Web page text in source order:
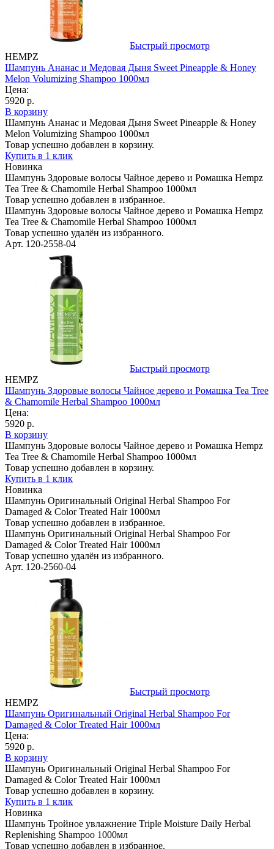
Быстрый просмотр
HEMPZ
Шампунь Ананас и Медовая Дыня Sweet Pineapple & Honey
Melon Volumizing Shampoo 1000мл
Цена:
5920 р.
В корзину
Шампунь Ананас и Медовая Дыня Sweet Pineapple & Honey
Melon Volumizing Shampoo 1000мл
Товар успешно добавлен в корзину.
Купить в 1 клик
Новинка
Шампунь Здоровые волосы Чайное дерево и Ромашка Hempz
Tea Tree & Chamomile Herbal Shampoo 1000мл
Товар успешно добавлен в избранное.
Шампунь Здоровые волосы Чайное дерево и Ромашка Hempz
Tea Tree & Chamomile Herbal Shampoo 1000мл
Товар успешно удалён из избранного.
Арт. 120-2558-04
Быстрый просмотр
HEMPZ
Шампунь Здоровые волосы Чайное дерево и Ромашка Tea Tree
& Chamomile Herbal Shampoo 1000мл
Цена:
5920 р.
В корзину
Шампунь Здоровые волосы Чайное дерево и Ромашка Hempz
Tea Tree & Chamomile Herbal Shampoo 1000мл
Товар успешно добавлен в корзину.
Купить в 1 клик
Новинка
Шампунь Оригинальный Original Herbal Shampoo For
Damaged & Color Treated Hair 1000мл
Товар успешно добавлен в избранное.
Шампунь Оригинальный Original Herbal Shampoo For
Damaged & Color Treated Hair 1000мл
Товар успешно удалён из избранного.
Арт. 120-2560-04
Быстрый просмотр
HEMPZ
Шампунь Оригинальный Original Herbal Shampoo For
Damaged & Color Treated Hair 1000мл
Цена:
5920 р.
В корзину
Шампунь Оригинальный Original Herbal Shampoo For
Damaged & Color Treated Hair 1000мл
Товар успешно добавлен в корзину.
Купить в 1 клик
Новинка
Шампунь Тройное увлажнение Triple Moisture Daily Herbal
Replenishing Shampoo 1000мл
Товар успешно добавлен в избранное.